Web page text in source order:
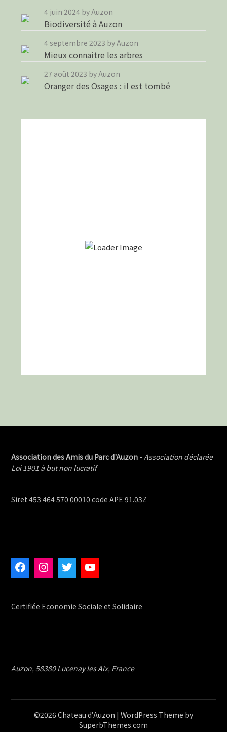
4 juin 2024 by Auzon
Biodiversité à Auzon
4 septembre 2023 by Auzon
Mieux connaitre les arbres
27 août 2023 by Auzon
Oranger des Osages : il est tombé
Association des Amis du Parc d'Auzon -Association déclarée
Loi 1901 à but non lucratif
Siret 453 464 570 00010 code APE 91.03Z
Certifiée Economie Sociale et Solidaire
Auzon, 58380 Lucenay les Aix, France
©2026 Chateau d’Auzon | WordPress Theme by
SuperbThemes.com